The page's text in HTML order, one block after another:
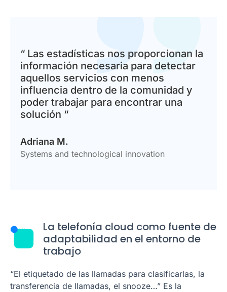
“ Las estadísticas nos proporcionan la
información necesaria para detectar
aquellos servicios con menos
influencia dentro de la comunidad y
poder trabajar para encontrar una
solución “
Adriana M.
Systems and technological innovation
La telefonía cloud como fuente de
adaptabilidad en el entorno de
trabajo
“El etiquetado de las llamadas para clasificarlas, la
transferencia de llamadas, el snooze…” Es la